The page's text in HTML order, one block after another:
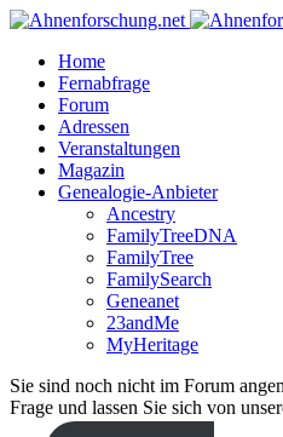
Home
Fernabfrage
Forum
Adressen
Veranstaltungen
Magazin
Genealogie-Anbieter
Ancestry
FamilyTreeDNA
FamilyTree
FamilySearch
Geneanet
23andMe
MyHeritage
Sie sind noch nicht im Forum
Frage und lassen Sie sich von